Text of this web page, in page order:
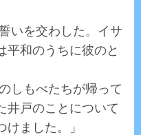
いを交わした。イサ
平和のうちに彼のと
しもべたちが帰って
井戸のことについて
ました。」